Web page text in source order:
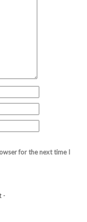
for the next time I